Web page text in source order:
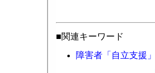
■関連キーワード
障害者「自立支援